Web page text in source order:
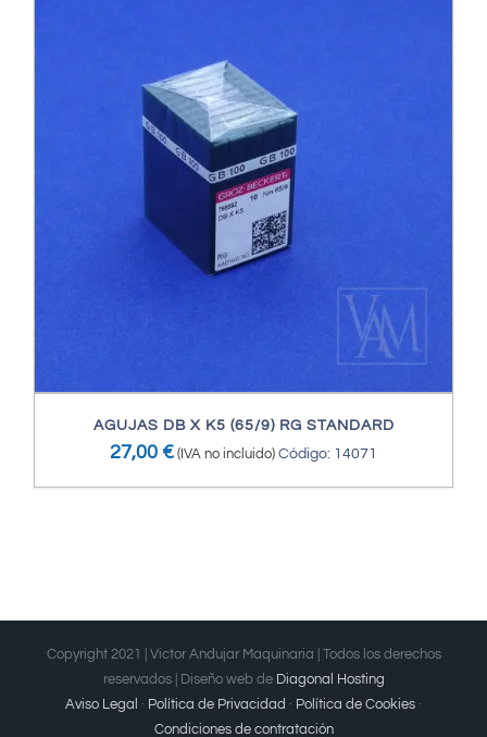
AGUJAS DB X K5 (65/9) RG STANDARD
27,00 € (IVA no incluido) Código: 14071
Copyright 2021 | Victor Andujar Maquinaria | Todos los derechos
reservados | Diseño web de Diagonal Hosting
Aviso Legal · Política de Privacidad · Política de Cookies ·
Condiciones de contratación